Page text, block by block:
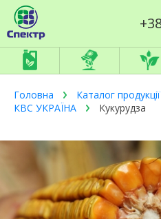
Головна Каталог продукції
КВС УКРАЇНА
Кукурудза